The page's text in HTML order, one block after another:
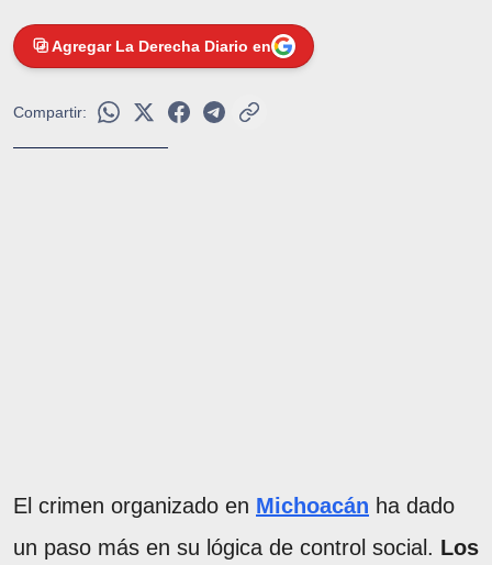
Agregar La Derecha Diario en
Compartir:
El crimen organizado en Michoacán ha dado
un paso más en su lógica de control social. Los